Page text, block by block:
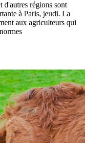
d'autres régions sont
à Paris, jeudi. La
aux agriculteurs qui